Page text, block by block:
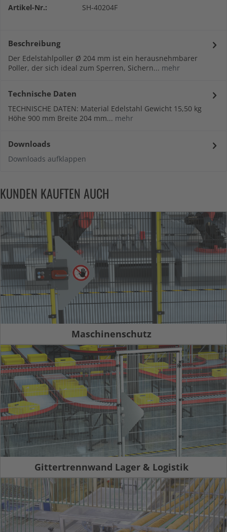
Artikel-Nr.: SH-40204F
Beschreibung
Der Edelstahlpoller Ø 204 mm ist ein herausnehmbarer
Poller, der sich ideal zum Sperren, Sichern... mehr
Technische Daten
TECHNISCHE DATEN: Material Edelstahl Gewicht 15,50 kg
Höhe 900 mm Breite 204 mm... mehr
Downloads
Downloads aufklappen
KUNDEN KAUFTEN AUCH
Maschinenschutz
Gittertrennwand Lager & Logistik